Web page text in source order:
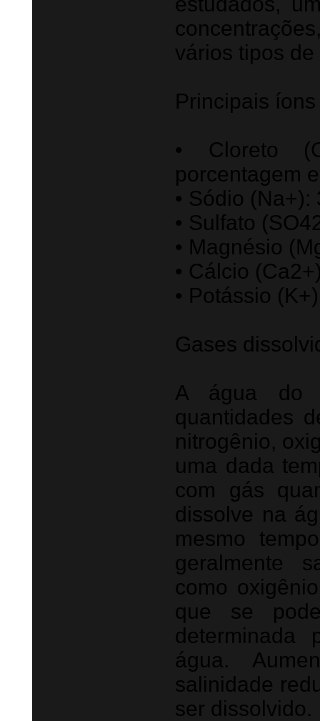
vários tipos
Principais
• Cloreto
porcentagem
• Sódio (Na+):
• Sulfato
• Magnésio
• Cálcio
• Potássio
Gases
A água do
quantidades
nitrogênio,
uma dada
com gás
dissolve na
mesmo
geralmente
como
que se
determinada
água.
salinidade
ser dissolvido.